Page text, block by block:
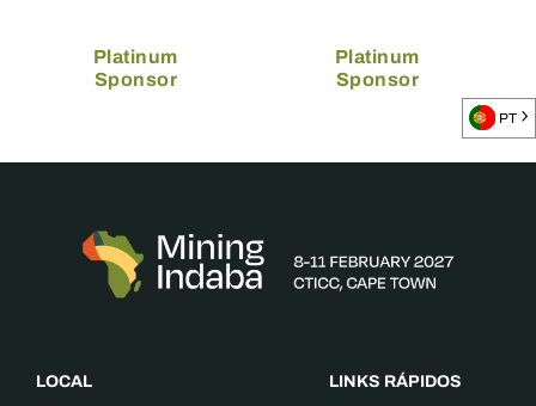
Platinum
Sponsor
Platinum
Sponsor
LOCAL
LINKS RÁPIDOS
PT